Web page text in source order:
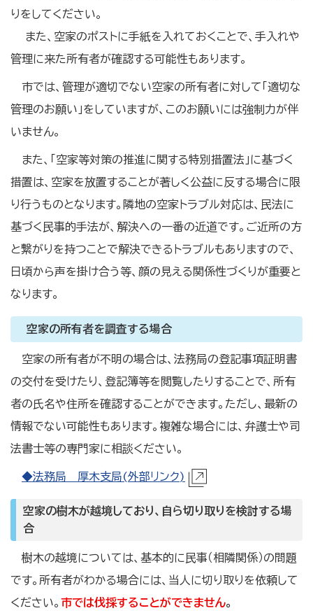
りをしてください。
また、空家のポストに手紙を入れておくことで、手入れや
管理に来た所有者が確認する可能性もあります。
市では、管理が適切でない空家の所有者に対して「適切な
管理のお願い」をしていますが、このお願いには強制力が伴
いません。
また、「空家等対策の推進に関する特別措置法」に基づく
措置は、空家を放置することが著しく公益に反する場合に限
り行うものとなります。隣地の空家トラブル対応は、民法に
基づく民事的手法が、解決への一番の近道です。ご近所の方
と繋がりを持つことで解決できるトラブルもありますので、
日頃から声を掛け合う等、顔の見える関係性づくりが重要と
なります。
空家の所有者を調査する場合
空家の所有者が不明の場合は、法務局の登記事項証明書
の交付を受けたり、登記簿等を閲覧したりすることで、所有
者の氏名や住所を確認することができます。ただし、最新の
情報でない可能性もあります。複雑な場合には、弁護士や司
法書士等の専門家に相談ください。
◆法務局 厚木支局(外部リンク)
空家の樹木が越境しており、自ら切り取りを検討する場
合
樹木の越境については、基本的に民事（相隣関係）の問題
です。所有者がわかる場合には、当人に切り取りを依頼して
ください。 市では伐採することができません。